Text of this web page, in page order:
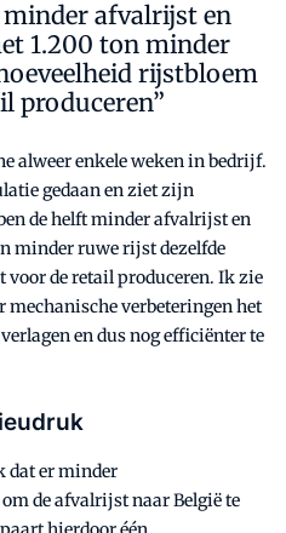
afvalrijst en
1.200 ton minder
rijstbloem
produceren”
alweer enkele weken in bedrijf.
gedaan en ziet zijn
de helft minder afvalrijst en
minder ruwe rijst dezelfde
de retail produceren. Ik zie
mechanische verbeteringen het
en dus nog efficiënter te
dat er minder
de afvalrijst naar België te